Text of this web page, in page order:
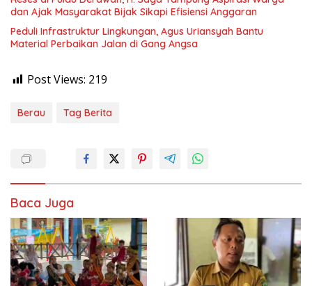
dan Ajak Masyarakat Bijak Sikapi Efisiensi Anggaran
Peduli Infrastruktur Lingkungan, Agus Uriansyah Bantu
Material Perbaikan Jalan di Gang Angsa
Post Views: 219
Berau Tag Berita
Baca Juga